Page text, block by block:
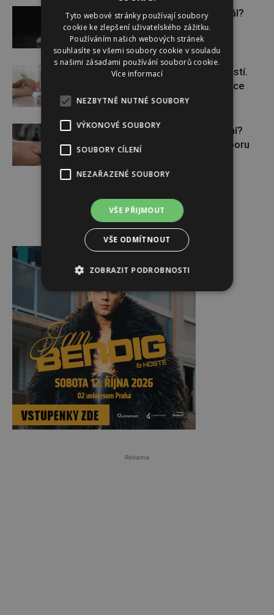
Budou se vraždit malé děti dál?
Těhotenství není samozřejmostí.
Pomáhá asistovaná reprodukce
Lymfatický systém v ohrožení?
Využijte moderní nutriční podporu
Reklama
Reklama
Tyto webové stránky používají soubory
cookie ke zlepšení uživatelského zážitku.
Používáním našich webových stránek
souhlasíte se všemi soubory cookie v souladu
s našimi zásadami používání souborů cookie.
Více informací
NEZBYTNĚ NUTNÉ SOUBORY
VÝKONOVÉ SOUBORY
SOUBORY CÍLENÍ
NEZAŘAZENÉ SOUBORY
VŠE PŘIJMOUT
VŠE ODMÍTNOUT
ZOBRAZIT PODROBNOSTI